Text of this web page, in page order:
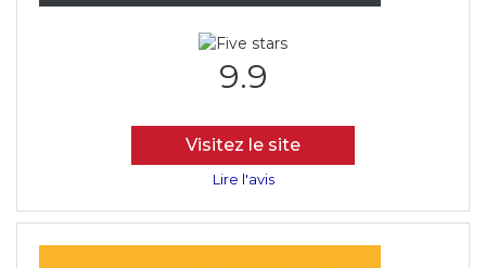
9.9
Visitez le site
Lire l'avis